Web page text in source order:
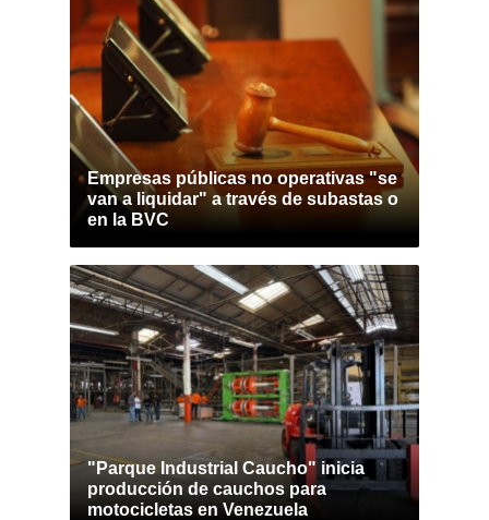
Empresas públicas no operativas "se
van a liquidar" a través de subastas o
en la BVC
"Parque Industrial Caucho" inicia
producción de cauchos para
motocicletas en Venezuela